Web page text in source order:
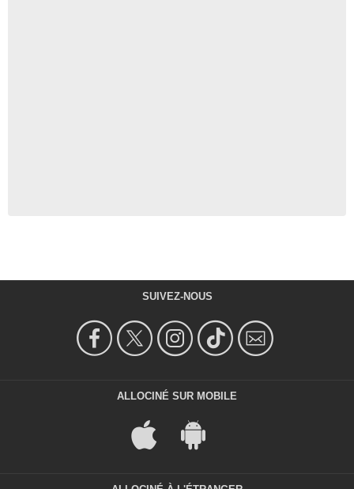
SUIVEZ-NOUS
ALLOCINÉ SUR MOBILE